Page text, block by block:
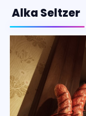
Alka Seltzer